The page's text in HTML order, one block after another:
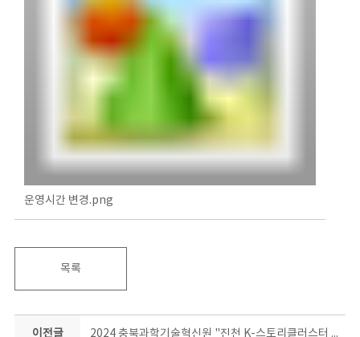
운영시간 변경.png
목록
이전글 2024 충북과학기술혁신원 "진천 K-스토리클러스터 토크콘서트쇼"